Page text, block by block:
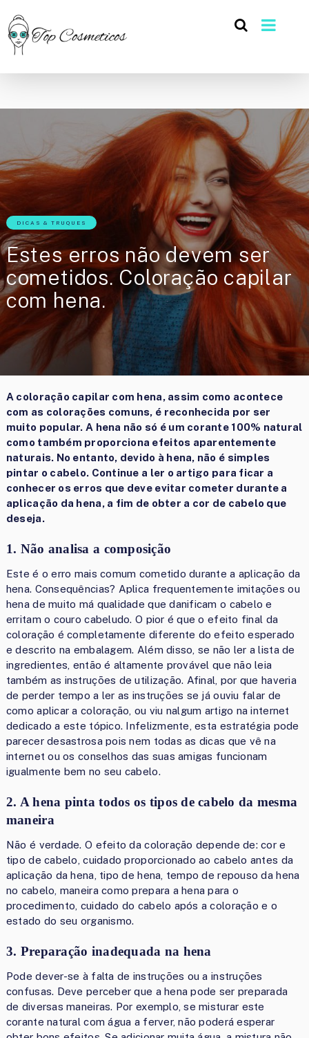
DICAS & TRUQUES
Estes erros não devem ser
cometidos. Coloração capilar
com hena.
A coloração capilar com hena, assim como acontece
com as colorações comuns, é reconhecida por ser
muito popular. A hena não só é um corante 100% natural
como também proporciona efeitos aparentemente
naturais. No entanto, devido à hena, não é simples
pintar o cabelo. Continue a ler o artigo para ficar a
conhecer os erros que deve evitar cometer durante a
aplicação da hena, a fim de obter a cor de cabelo que
deseja.
1. Não analisa a composição
Este é o erro mais comum cometido durante a aplicação da
hena. Consequências? Aplica frequentemente imitações ou
hena de muito má qualidade que danificam o cabelo e
erritam o couro cabeludo. O pior é que o efeito final da
coloração é completamente diferente do efeito esperado
e descrito na embalagem. Além disso, se não ler a lista de
ingredientes, então é altamente provável que não leia
também as instruções de utilização. Afinal, por que haveria
de perder tempo a ler as instruções se já ouviu falar de
como aplicar a coloração, ou viu nalgum artigo na internet
dedicado a este tópico. Infelizmente, esta estratégia pode
parecer desastrosa pois nem todas as dicas que vê na
internet ou os conselhos das suas amigas funcionam
igualmente bem no seu cabelo.
2. A hena pinta todos os tipos de cabelo da mesma
maneira
Não é verdade. O efeito da coloração depende de: cor e
tipo de cabelo, cuidado proporcionado ao cabelo antes da
aplicação da hena, tipo de hena, tempo de repouso da hena
no cabelo, maneira como prepara a hena para o
procedimento, cuidado do cabelo após a coloração e o
estado do seu organismo.
3. Preparação inadequada na hena
Pode dever-se à falta de instruções ou a instruções
confusas. Deve perceber que a hena pode ser preparada
de diversas maneiras. Por exemplo, se misturar este
corante natural com água a ferver, não poderá esperar